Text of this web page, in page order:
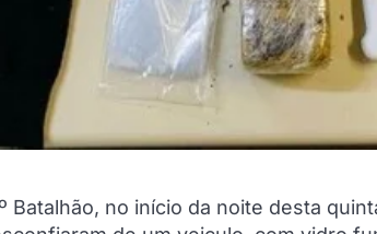
Batalhão, no início da noite desta